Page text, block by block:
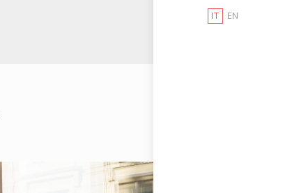
IT EN